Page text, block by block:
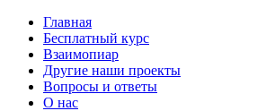
Главная
Бесплатный курс
Взаимопиар
Другие наши проекты
Вопросы и ответы
О нас